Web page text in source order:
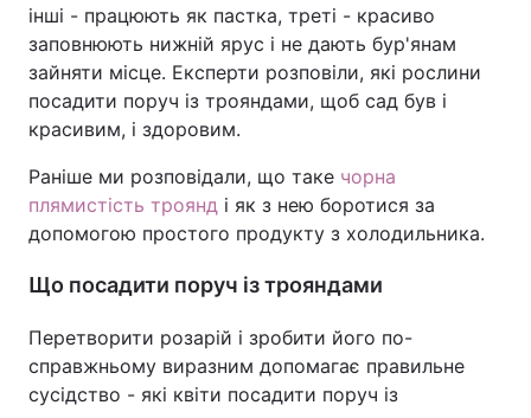
інші - працюють як пастка, треті - красиво
заповнюють нижній ярус і не дають бур'янам
зайняти місце. Експерти розповіли, які рослини
посадити поруч із трояндами, щоб сад був і
красивим, і здоровим.
Раніше ми розповідали, що таке чорна
плямистість троянд і як з нею боротися за
допомогою простого продукту з холодильника.
Що посадити поруч із трояндами
Перетворити розарій і зробити його по-
справжньому виразним допомагає правильне
сусідство - які квіти посадити поруч із